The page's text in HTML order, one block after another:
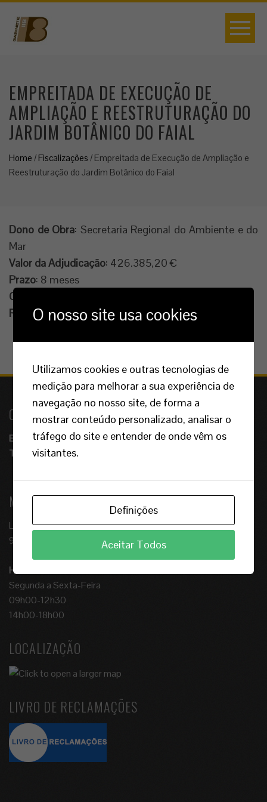
EMPREITADA DE EXECUÇÃO DE
AMPLIAÇÃO E REESTRUTURAÇÃO DO
JARDIM BOTÂNICO DO FAIAL
Home / Fiscalizações / Empreitada de Execução de Ampliação e
Reestruturação do Jardim Botânico do Faial
Dono de Obra: Secretaria Regional do Ambiente e do
Mar
Valor da Adjudicação: 426.385,20 €
Prazo: 8 meses
Conclusão
Referência: 38-OB/10
CONTACTOS
E-mail:geral@gabinete118.net
Telefone:(+351) 296 302 380
MORADA
Ladeira do Águas Quentes n. 118
9500-291 Ponta Delgada
Horário de Funcionamento
Segunda a Sexta-Feira
09h00-12h30
14h00-18h00
LOCALIZAÇÃO
LIVRO DE RECLAMAÇÕES
O nosso site usa cookies
Utilizamos cookies e outras tecnologias de
medição para melhorar a sua experiência de
navegação no nosso site, de forma a
mostrar conteúdo personalizado, analisar o
tráfego do site e entender de onde vêm os
visitantes.
Definições
Aceitar Todos